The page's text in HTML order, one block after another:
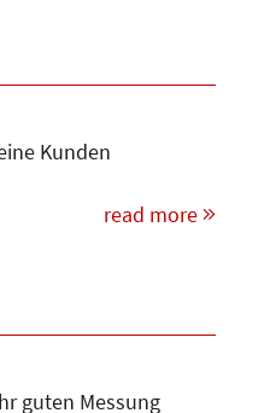
Kunden
read more
guten Messung